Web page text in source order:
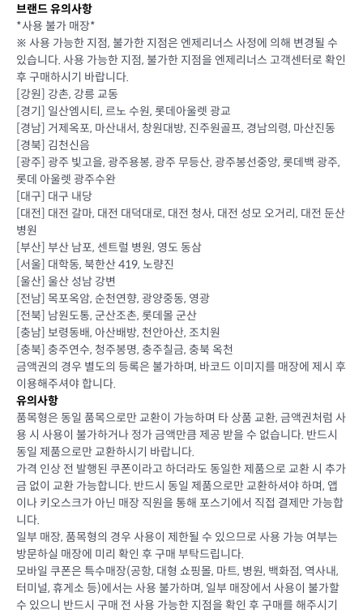
브랜드 유의사항
*사용 불가 매장*
※ 사용 가능한 지점, 불가한 지점은 엔제리너스 사정에 의해 변경될 수
있습니다. 사용 가능한 지점, 불가한 지점을 엔제리너스 고객센터로 확인
후 구매하시기 바랍니다.
[강원] 강촌, 강릉 교동
[경기] 일산엠시티, 르노 수원, 롯데아울렛 광교
[경남] 거제옥포, 마산내서, 창원대방, 진주원골프, 경남의령, 마산진동
[경북] 김천신음
[광주] 광주 빛고을, 광주용봉, 광주 무등산, 광주봉선중앙, 롯데백 광주,
롯데 아울렛 광주수완
[대구] 대구 내당
[대전] 대전 갈마, 대전 대덕대로, 대전 청사, 대전 성모 오거리, 대전 둔산
병원
[부산] 부산 남포, 센트럴 병원, 영도 동삼
[서울] 대학동, 북한산 419, 노량진
[울산] 울산 성남 강변
[전남] 목포옥암, 순천연향, 광양중동, 영광
[전북] 남원도통, 군산조촌, 롯데몰 군산
[충남] 보령동배, 아산배방, 천안아산, 조치원
[충북] 충주연수, 청주봉명, 충주칠금, 충북 옥천
금액권의 경우 별도의 등록은 불가하며, 바코드 이미지를 매장에 제시 후
이용해주셔야 합니다.
유의사항
품목형은 동일 품목으로만 교환이 가능하며 타 상품 교환, 금액권처럼 사
용 시 사용이 불가하거나 정가 금액만큼 제공 받을 수 없습니다. 반드시
동일 제품으로만 교환하시기 바랍니다.
가격 인상 전 발행된 쿠폰이라고 하더라도 동일한 제품으로 교환 시 추가
금 없이 교환 가능합니다. 반드시 동일 제품으로만 교환하셔야 하며, 앱
이나 키오스크가 아닌 매장 직원을 통해 포스기에서 직접 결제만 가능합
니다.
일부 매장, 품목형의 경우 사용이 제한될 수 있으므로 사용 가능 여부는
방문하실 매장에 미리 확인 후 구매 부탁드립니다.
모바일 쿠폰은 특수매장(공항, 대형 쇼핑몰, 마트, 병원, 백화점, 역사내,
터미널, 휴게소 등)에서는 사용 불가하며, 일부 매장에서 사용이 불가할
수 있으니 반드시 구매 전 사용 가능한 지점을 확인 후 구매를 해주시기